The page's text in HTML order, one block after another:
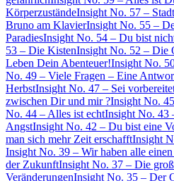
KörperzuständeInsight No. 57 –
Bruno am KlavierInsight No. 55 –
ParadiesInsight No. 54 – Du bist
53 – Die KistenInsight No. 52 – Die
Leben Dein Abenteuer!Insight No.
No. 49 – Viele Fragen – Eine
HerbstInsight No. 47 – Sei
zwischen Dir und mir ?Insight No.
No. 44 – Alles ist echtInsight No. 43
AngstInsight No. 42 – Du bist eine
man sich mehr Zeit erschafftInsight
Insight No. 39 – Wir haben alle
der ZukunftInsight No. 37 – Die
VeränderungenInsight No. 35 – Der